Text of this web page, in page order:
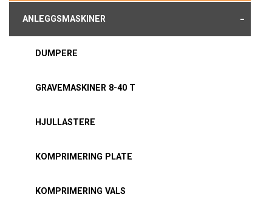
ANLEGGSMASKINER -
DUMPERE
GRAVEMASKINER 8-40 T
HJULLASTERE
KOMPRIMERING PLATE
KOMPRIMERING VALS